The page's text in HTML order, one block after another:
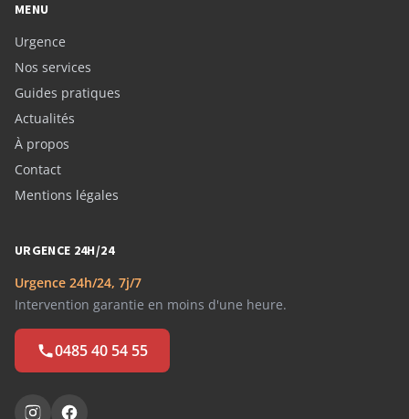
MENU
Urgence
Nos services
Guides pratiques
Actualités
À propos
Contact
Mentions légales
URGENCE 24H/24
Urgence 24h/24, 7j/7
Intervention garantie en moins d'une heure.
0485 40 54 55